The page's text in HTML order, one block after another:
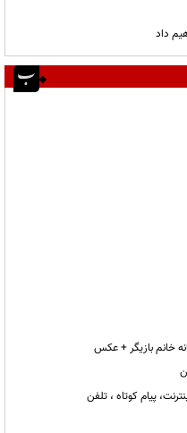
داد
خانم بازیگر + عکس
پیام کوتاه ، تلفن